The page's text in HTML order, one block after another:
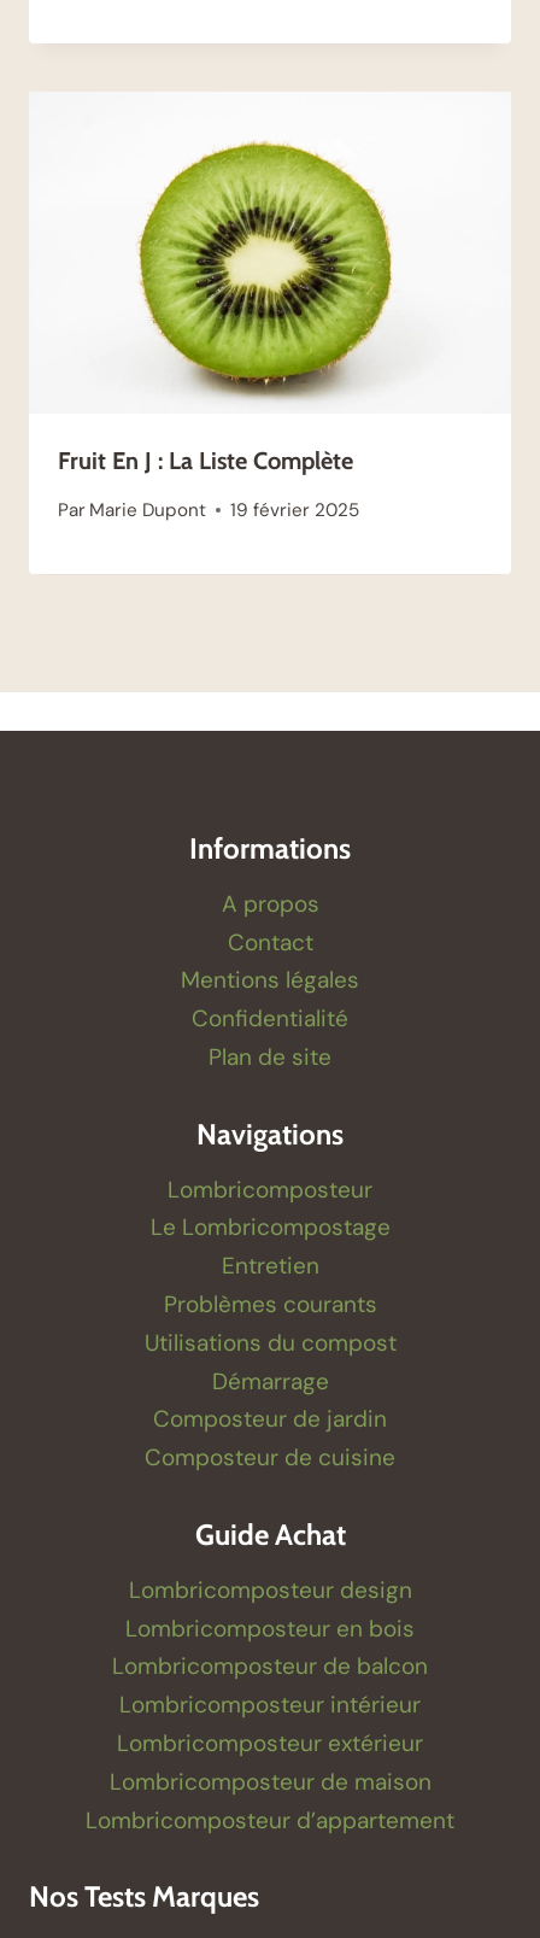
Fruit En J : La Liste Complète
Par Marie Dupont 19 février 2025
Informations
A propos
Contact
Mentions légales
Confidentialité
Plan de site
Navigations
Lombricomposteur
Le Lombricompostage
Entretien
Problèmes courants
Utilisations du compost
Démarrage
Composteur de jardin
Composteur de cuisine
Guide Achat
Lombricomposteur design
Lombricomposteur en bois
Lombricomposteur de balcon
Lombricomposteur intérieur
Lombricomposteur extérieur
Lombricomposteur de maison
Lombricomposteur d’appartement
Nos Tests Marques